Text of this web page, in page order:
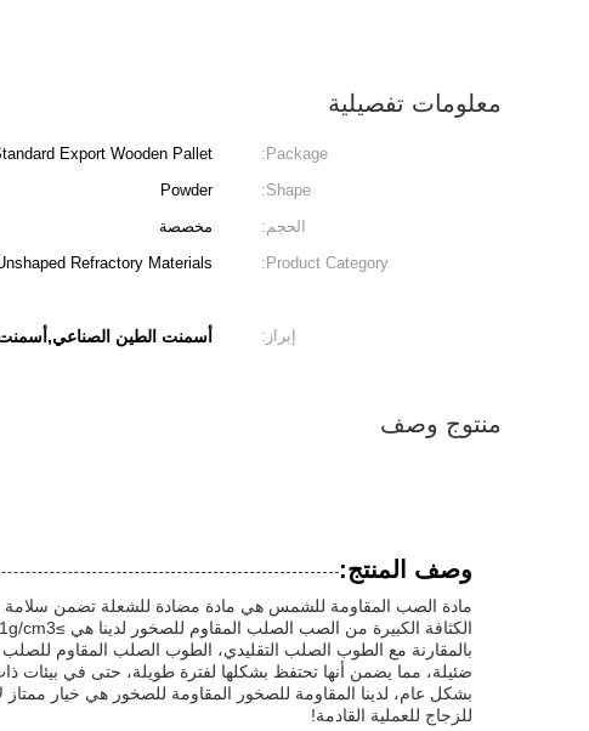
معلومات تفصيلية
Package:
Export Wooden Pallet
Shape:
Powder
الحجم:
مخصصة
Product Category:
Refractory Materials
إبراز:
أسمنت الطين الصناعي,أسمنت
منتوج وصف
وصف المنتج:
مادة الصب المقاومة للشمس هي مادة مضادة للشعلة تضمن سلامة
الكثافة الكبيرة من الصب الصلب المقاوم للصخور لدينا هي ≥3.1g/cm3 مما يجعلها مادة كثيفة جدا وقوية.مما يجعلها الخيار المثالي لبيئات عالية التوتر.
بالمقارنة مع الطوب الصلب التقليدي، الطوب الصلب المقاوم للصلب
ضئيلة، مما يضمن أنها تحتفظ بشكلها لفترة طويلة، حتى في بيئات
بشكل عام، لدينا المقاومة للصخور المقاومة للصخور هي خيار
للزجاج للعملية القادمة!